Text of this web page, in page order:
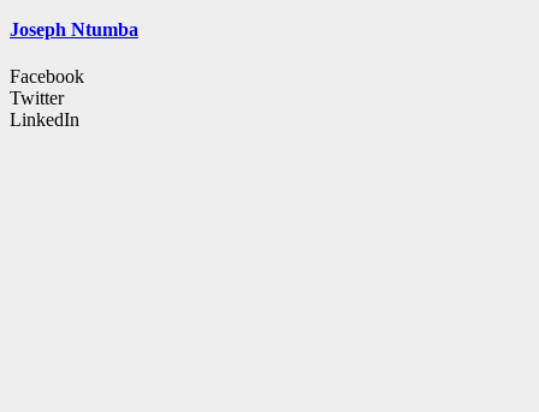
Joseph Ntumba
Facebook
Twitter
LinkedIn